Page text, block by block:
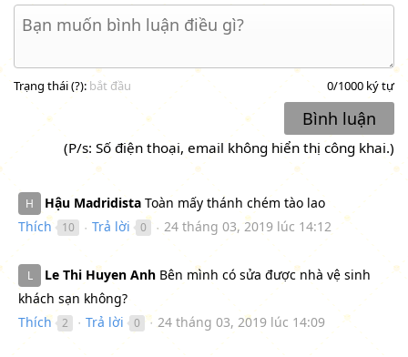
Trạng thái (?): bắt đầu 0/1000 ký tự
Bình luận
(P/s: Số điện thoại, email không hiển thị công khai.)
H Hậu Madridista Toàn mấy thánh chém tào lao
Thích
10 ● Trả lời 0 ● 24 tháng 03, 2019 lúc 14:12
L Le Thi Huyen Anh Bên mình có sửa được nhà vệ sinh
khách sạn không?
Thích
2 ● Trả lời 0 ● 24 tháng 03, 2019 lúc 14:09